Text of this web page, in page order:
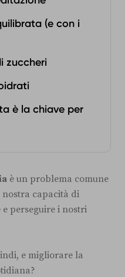
(e con i
zuccheri
è la chiave per
è un problema comune
capacità di
perseguire i nostri
e migliorare la